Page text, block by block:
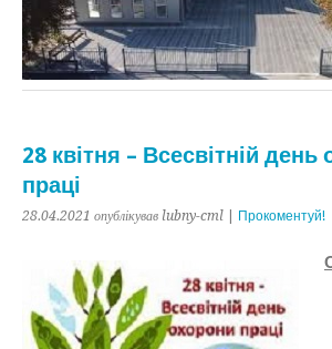
28 квітня – Всесвітній день
праці
28.04.2021 опублікував lubny-cml Прокоментуй!